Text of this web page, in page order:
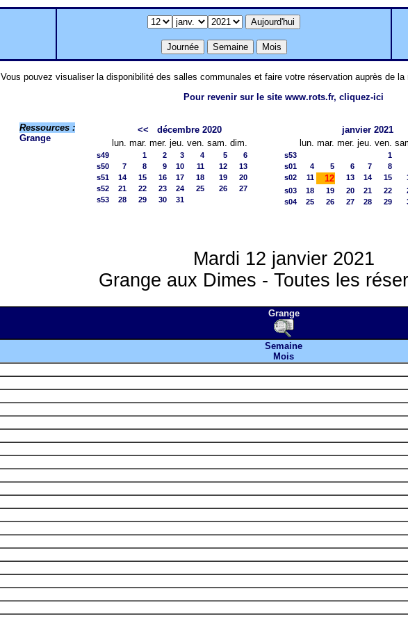
Vous pouvez visualiser la disponibilité des salles communales et faire votre réservation auprès de la
Pour revenir sur le site www.rots.fr, cliquez-ici
Ressources :
Grange
<<
décembre 2020
lun. mar. mer. jeu. ven. sam. dim.
s49 1 2 3 4 5
6
s50
7 8 9 10 11 12
13
s51
14 15 16 17 18 19
20
s52
21 22 23 24 25 26
27
s53
28 29 30 31
janvier 2021
lun. mar. mer. jeu. ven.
s53 1
s01
4 5 6 7 8
s02
11 12 13 14 15
s03
18 19 20 21 22
s04
25 26 27 28 29
Mardi 12 janvier 2021
Grange aux Dimes - Toutes les
Grange
Semaine
Mois